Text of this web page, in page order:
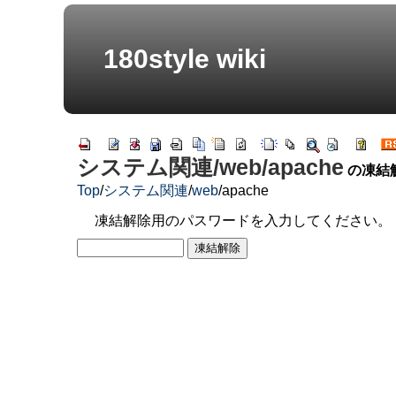
180style wiki
システム関連/web/apache の凍結
Top/システム関連/web/apache
凍結解除用のパスワードを入力してください。